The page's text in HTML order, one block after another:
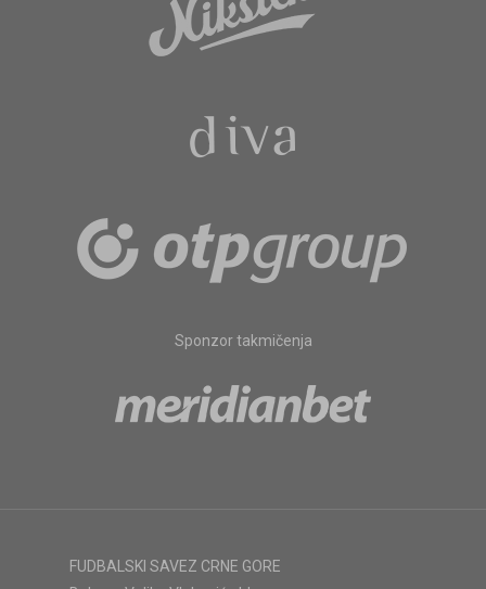
Sponzor takmičenja
FUDBALSKI SAVEZ CRNE GORE